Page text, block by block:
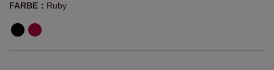
FARBE： Ruby